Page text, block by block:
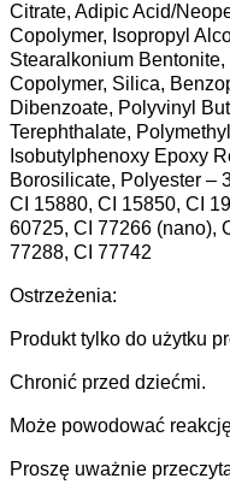
Citrate, Adipic Acid/
Copolymer, Isopropyl
Stearalkonium
Copolymer, Silica,
Dibenzoate, Polyvinyl
Terephthalate,
Isobutylphenoxy Epoxy
Borosilicate, Polyester –
CI 15880, CI 15850, CI
60725, CI 77266 (nano),
77288, CI 77742
Ostrzeżenia:
Produkt tylko do użytku
Chronić przed dziećmi.
Może powodować
Proszę uważnie